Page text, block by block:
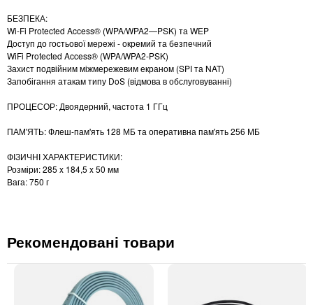
БЕЗПЕКА:
Wi-Fi Protected Access® (WPA/WPA2—PSK) та WEP
Доступ до гостьової мережі - окремий та безпечний
WiFi Protected Access® (WPA/WPA2-PSK)
Захист подвійним міжмережевим екраном (SPI та NAT)
Запобігання атакам типу DoS (відмова в обслуговуванні)
ПРОЦЕСОР: Двоядерний, частота 1 ГГц
ПАМ'ЯТЬ: Флеш-пам'ять 128 МБ та оперативна пам'ять 256 МБ
ФІЗИЧНІ ХАРАКТЕРИСТИКИ:
Розміри: 285 x 184,5 x 50 мм
Вага: 750 г
Рекомендовані товари